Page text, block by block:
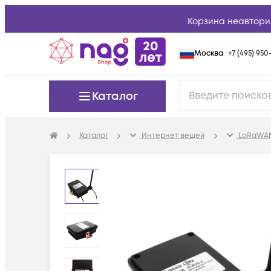
Корзина
Москва +7 (495) 950-
Каталог
Каталог Интернет вещей